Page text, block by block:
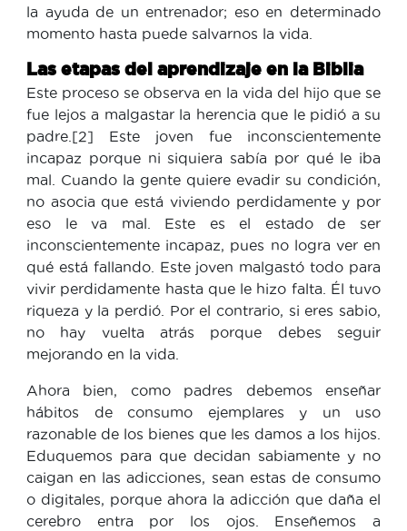
la ayuda de un entrenador; eso en determinado
momento hasta puede salvarnos la vida.
Las etapas del aprendizaje en la Biblia
Este proceso se observa en la vida del hijo que se
fue lejos a malgastar la herencia que le pidió a su
padre.[2] Este joven fue inconscientemente
incapaz porque ni siquiera sabía por qué le iba
mal. Cuando la gente quiere evadir su condición,
no asocia que está viviendo perdidamente y por
eso le va mal. Este es el estado de ser
inconscientemente incapaz, pues no logra ver en
qué está fallando. Este joven malgastó todo para
vivir perdidamente hasta que le hizo falta. Él tuvo
riqueza y la perdió. Por el contrario, si eres sabio,
no hay vuelta atrás porque debes seguir
mejorando en la vida.
Ahora bien, como padres debemos enseñar
hábitos de consumo ejemplares y un uso
razonable de los bienes que les damos a los hijos.
Eduquemos para que decidan sabiamente y no
caigan en las adicciones, sean estas de consumo
o digitales, porque ahora la adicción que daña el
cerebro entra por los ojos. Enseñemos a